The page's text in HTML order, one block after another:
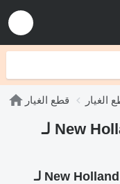
قطع الغيار
أجزاء المحرك New Holland W-series لـ
أجزاء المحرك New Holland W-series لـ